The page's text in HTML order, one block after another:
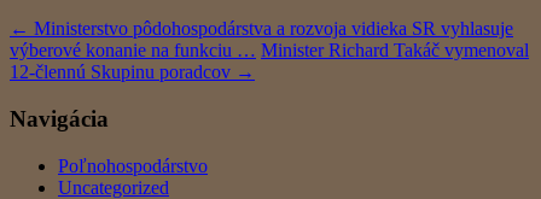
← Ministerstvo pôdohospodárstva a rozvoja vidieka SR vyhlasuje
výberové konanie na funkciu … Minister Richard Takáč vymenoval
12-člennú Skupinu poradcov →
Navigácia
Poľnohospodárstvo
Uncategorized